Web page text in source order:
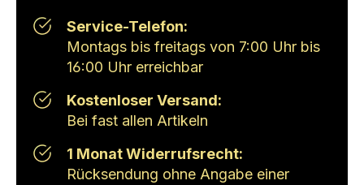
Service-Telefon:
Montags bis freitags von 7:00 Uhr bis
16:00 Uhr erreichbar
Kostenloser Versand:
Bei fast allen Artikeln
1 Monat Widerrufsrecht:
Rücksendung ohne Angabe einer